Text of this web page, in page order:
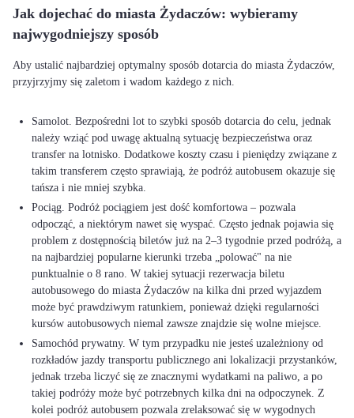
Jak dojechać do miasta Żydaczów: wybieramy
najwygodniejszy sposób
Aby ustalić najbardziej optymalny sposób dotarcia do miasta Żydaczów,
przyjrzyjmy się zaletom i wadom każdego z nich.
Samolot. Bezpośredni lot to szybki sposób dotarcia do celu, jednak
należy wziąć pod uwagę aktualną sytuację bezpieczeństwa oraz
transfer na lotnisko. Dodatkowe koszty czasu i pieniędzy związane z
takim transferem często sprawiają, że podróż autobusem okazuje się
tańsza i nie mniej szybka.
Pociąg. Podróż pociągiem jest dość komfortowa – pozwala
odpocząć, a niektórym nawet się wyspać. Często jednak pojawia się
problem z dostępnością biletów już na 2–3 tygodnie przed podróżą, a
na najbardziej popularne kierunki trzeba „polować" na nie
punktualnie o 8 rano. W takiej sytuacji rezerwacja biletu
autobusowego do miasta Żydaczów na kilka dni przed wyjazdem
może być prawdziwym ratunkiem, ponieważ dzięki regularności
kursów autobusowych niemal zawsze znajdzie się wolne miejsce.
Samochód prywatny. W tym przypadku nie jesteś uzależniony od
rozkładów jazdy transportu publicznego ani lokalizacji przystanków,
jednak trzeba liczyć się ze znacznymi wydatkami na paliwo, a po
takiej podróży może być potrzebnych kilka dni na odpoczynek. Z
kolei podróż autobusem pozwala zrelaksować się w wygodnych